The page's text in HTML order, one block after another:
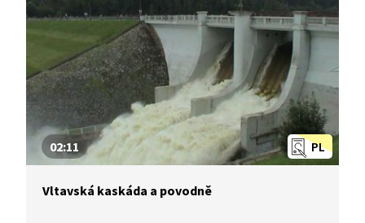
PL
02:11
Vltavská kaskáda a povodně